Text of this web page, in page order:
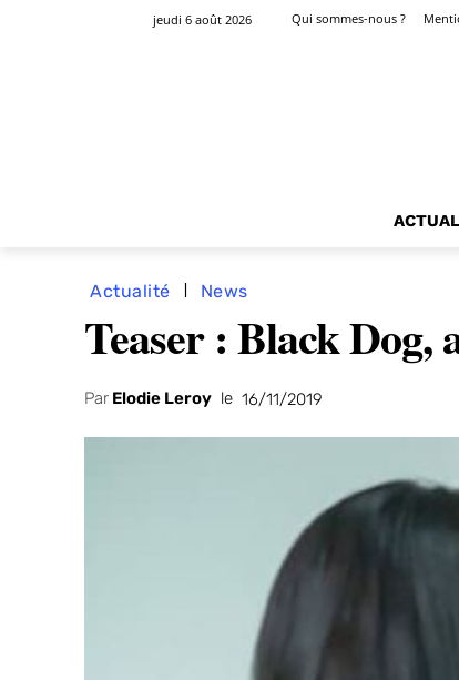
jeudi 6 août 2026 Qui sommes-nous ?
Actualité News
Teaser : Black Dog,
Par Elodie Leroy le 16/11/2019